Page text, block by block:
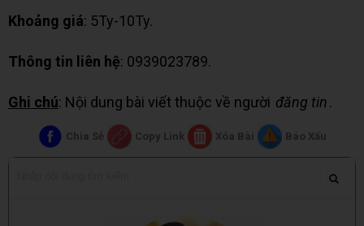
Khoảng giá: 5Ty-10Ty.
Thông tin liên hệ: 0939023789.
Ghi chú: Nội dung bài viết thuộc về người đăng tin.
Chia Sẻ Copy Link Xóa Bài Báo Xấu